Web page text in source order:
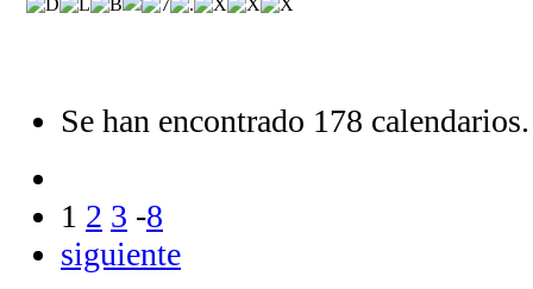
Se han encontrado 178 calendarios.
1 2 3 -8
siguiente